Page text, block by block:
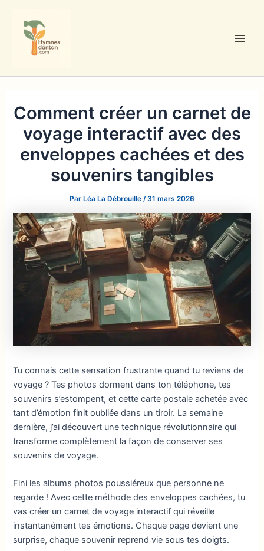
contenu
Comment créer un carnet de
voyage interactif avec des
enveloppes cachées et des
souvenirs tangibles
Par Léa La Débrouille /31 mars 2026
Tu connais cette sensation frustrante quand tu reviens de
voyage ? Tes photos dorment dans ton téléphone, tes
souvenirs s’estompent, et cette carte postale achetée avec
tant d’émotion finit oubliée dans un tiroir. La semaine
dernière, j’ai découvert une technique révolutionnaire qui
transforme complètement la façon de conserver ses
souvenirs de voyage.
Fini les albums photos poussiéreux que personne ne
regarde ! Avec cette méthode des enveloppes cachées, tu
vas créer un carnet de voyage interactif qui réveille
instantanément tes émotions. Chaque page devient une
surprise, chaque souvenir reprend vie sous tes doigts.